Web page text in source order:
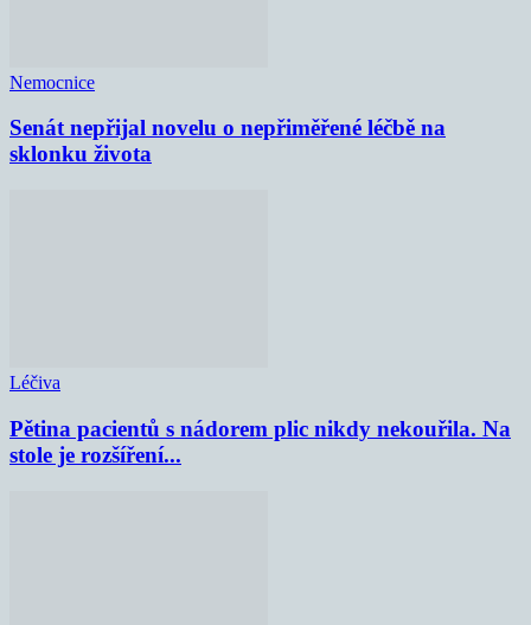
Nemocnice
Senát nepřijal novelu o nepřiměřené léčbě na
sklonku života
Léčiva
Pětina pacientů s nádorem plic nikdy nekouřila. Na
stole je rozšíření...